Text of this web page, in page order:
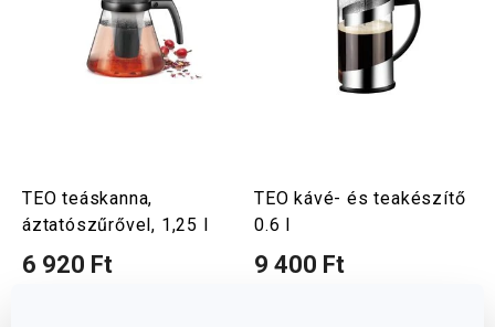
TEO teáskanna,
áztatószűrővel, 1,25 l
6 920 Ft
TEO kávé- és teakészítő
0.6 l
9 400 Ft